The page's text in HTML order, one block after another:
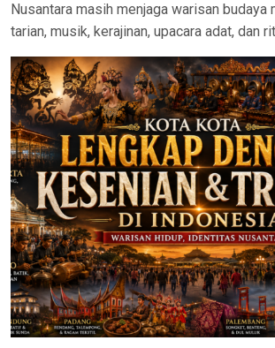
Nusantara masih menjaga warisan budaya
tarian, musik, kerajinan, upacara adat, dan